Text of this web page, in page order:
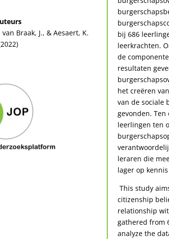
Braak, J., & Aesaert, K.
bij 686
leerkrachten.
de
resultaten
het creëren
van de sociale
gevonden.
leerlingen ten
leraren die
lager op
This study
citizenship
relationship
gathered from
analyze the